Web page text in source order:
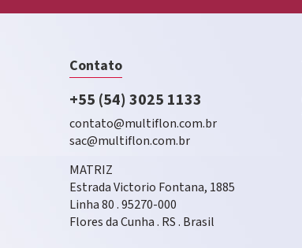
Contato
+55 (54) 3025 1133
contato@multiflon.com.br
sac@multiflon.com.br
MATRIZ
Estrada Victorio Fontana, 1885
Linha 80 . 95270-000
Flores da Cunha . RS . Brasil